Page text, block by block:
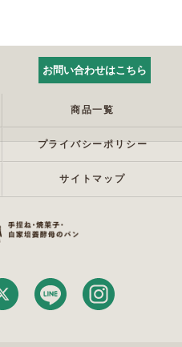
お問い合わせはこちら
商品一覧
プライバシーポリシー
サイトマップ